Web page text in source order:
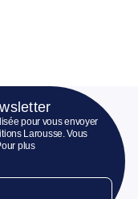
pour vous envoyer
Larousse. Vous
plus